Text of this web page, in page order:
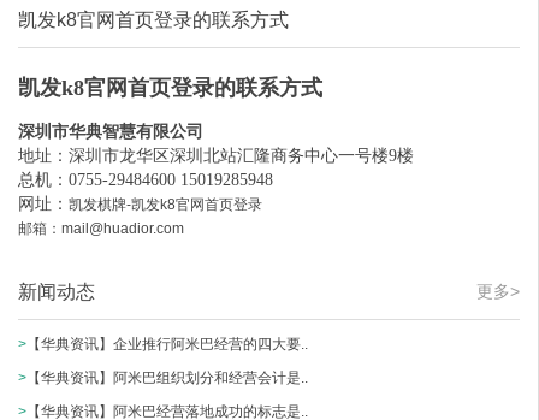
凯发k8官网首页登录的联系方式
凯发k8官网首页登录的联系方式
深圳市华典智慧有限公司
地址：深圳市龙华区深圳北站汇隆商务中心一号楼9楼
总机：0755-29484600 15019285948
网址： 凯发棋牌-凯发k8官网首页登录
邮箱： mail@huadior.com
更多>
新闻动态
> 【华典资讯】企业推行阿米巴经营的四大要..
> 【华典资讯】阿米巴组织划分和经营会计是..
> 【华典资讯】阿米巴经营落地成功的标志是..